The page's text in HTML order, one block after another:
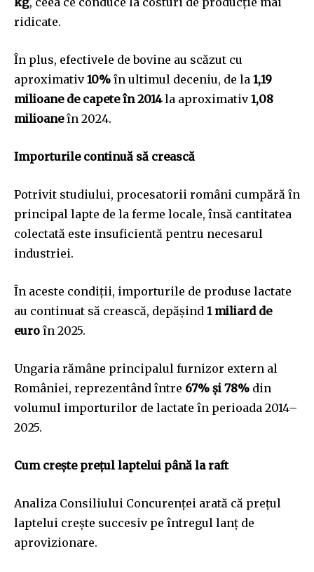
ridicate.
În plus, efectivele de bovine au scăzut cu
aproximativ10% în ultimul deceniu, de la 1,19
milioane de capete în 2014la aproximativ1,08
milioaneîn 2024.
Importurile continuă să crească
Potrivit studiului, procesatorii români cumpără în
principal lapte de la ferme locale, însă cantitatea
colectată este insuficientă pentru necesarul
industriei.
În aceste condiții, importurile de produse lactate
au continuat să crească, depășind 1 miliard de
euro în 2025.
Ungaria rămâne principalul furnizor extern al
României, reprezentând între 67% și 78% din
volumul importurilor de lactate în perioada 2014–
2025.
Cum crește prețul laptelui până la raft
Analiza Consiliului Concurenței arată că prețul
laptelui crește succesiv pe întregul lanț de
aprovizionare.